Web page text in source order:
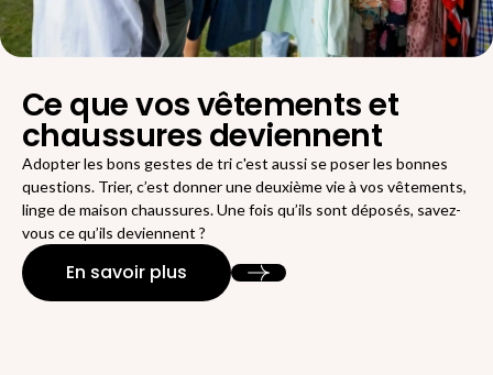
Ce que vos vêtements et
chaussures deviennent
Adopter les bons gestes de tri c'est aussi se poser les bonnes
questions. Trier, c’est donner une deuxième vie à vos vêtements,
linge de maison chaussures. Une fois qu’ils sont déposés, savez-
vous ce qu’ils deviennent ?
En savoir plus